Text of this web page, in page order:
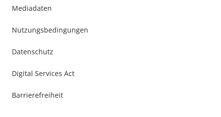
Mediadaten
Nutzungsbedingungen
Datenschutz
Digital Services Act
Barrierefreiheit